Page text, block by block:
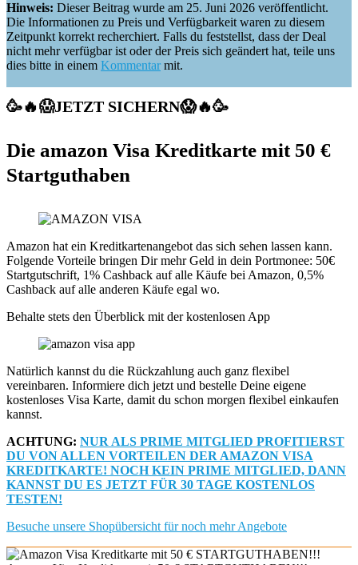
Hinweis: Dieser Beitrag wurde am 25. Juni 2026 veröffentlicht.
Die Informationen zu Preis und Verfügbarkeit waren zu diesem
Zeitpunkt korrekt recherchiert. Falls du feststellst, dass der Deal
nicht mehr verfügbar ist oder der Preis sich geändert hat, teile uns
dies bitte in einem Kommentarmit.
🥳🔥😱JETZT SICHERN😱🔥🥳
Die amazon Visa Kreditkarte mit 50 €
Startguthaben
Amazon hat ein Kreditkartenangebot das sich sehen lassen kann.
Folgende Vorteile bringen Dir mehr Geld in dein Portmonee: 50€
Startgutschrift, 1% Cashback auf alle Käufe bei Amazon, 0,5%
Cashback auf alle anderen Käufe egal wo.
Behalte stets den Überblick mit der kostenlosen App
Natürlich kannst du die Rückzahlung auch ganz flexibel
vereinbaren. Informiere dich jetzt und bestelle Deine eigene
kostenloses Visa Karte, damit du schon morgen flexibel einkaufen
kannst.
ACHTUNG: NUR ALS PRIME MITGLIED PROFITIERST
DU VON ALLEN VORTEILEN DER AMAZON VISA
KREDITKARTE! NOCH KEIN PRIME MITGLIED, DANN
KANNST DU ES JETZT FÜR 30 TAGE KOSTENLOS
TESTEN!
Besuche unsere Shopübersicht für noch mehr Angebote